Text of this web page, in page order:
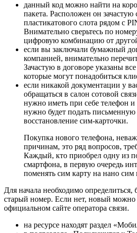
данный код можно найти на
пакета. Расположен он
пластикатового слота рядом с
Внимательно сверьтесь по
цифровую комбинацию от
если вы заключали бумажный
компанией, внимательно
Зачастую в договоре указаны
которые могут понадобиться
если никакой документации у
обращаться в салон сотовой
нужно иметь при себе телефон и
нужно будет подать письменную
восстановление сим-карточки.
Покупка нового телефона,
причинам, это ряд вопросов,
Каждый, кто приобрел одну из
смартфона, в первую очередь
поменять сим карту на нано сим
Для начала необходимо определиться,
старый номер. Если нет, новый можно
официальном сайте оператора связи.
на ресурсе находят раздел